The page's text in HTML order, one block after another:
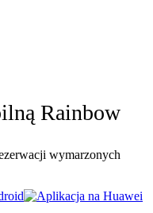
Rainbow
wymarzonych